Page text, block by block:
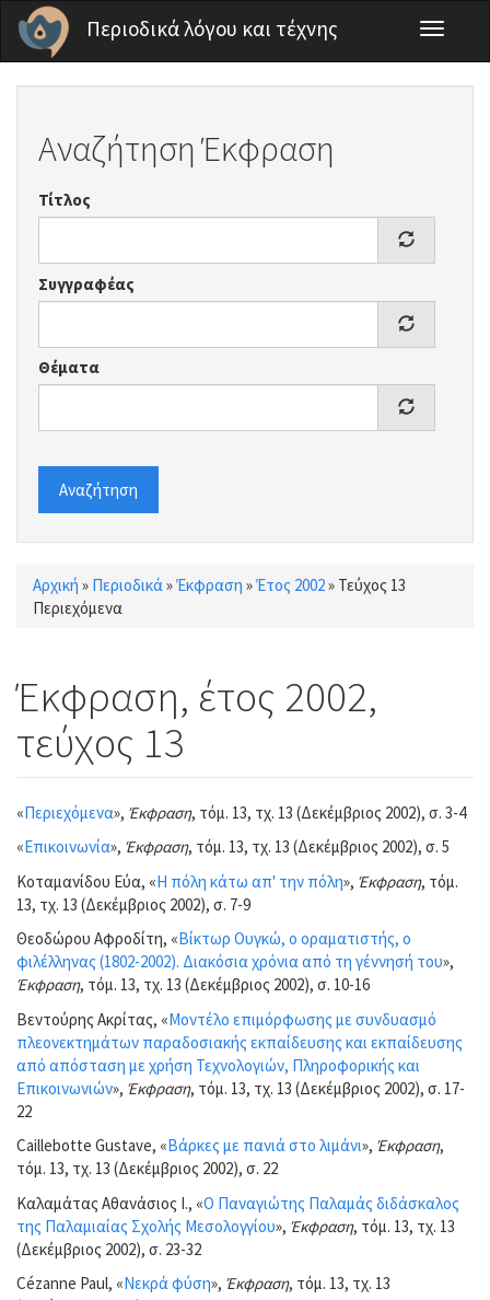
Παράκαμψη προς το κυρίως περιεχόμενο
Περιοδικά λόγου και τέχνης
Toggle
Αναζήτηση Έκφραση
Τίτλος
Συγγραφέας
Θέματα
Αναζήτηση
Είστε εδώ
Αρχική » Περιοδικά»Έκφραση »Έτος 2002» Τεύχος 13
Περιεχόμενα
Έκφραση, έτος 2002,
τεύχος 13
«Περιεχόμενα», Έκφραση, τόμ. 13, τχ. 13 (Δεκέμβριος 2002), σ. 3-4
«Επικοινωνία», Έκφραση, τόμ. 13, τχ. 13 (Δεκέμβριος 2002), σ. 5
Κοταμανίδου Εύα, «Η πόλη κάτω απ' την πόλη», Έκφραση, τόμ.
13, τχ. 13 (Δεκέμβριος 2002), σ. 7-9
Θεοδώρου Αφροδίτη, «Βίκτωρ Ουγκώ, ο οραματιστής, ο
φιλέλληνας (1802-2002). Διακόσια χρόνια από τη γέννησή του»,
Έκφραση, τόμ. 13, τχ. 13 (Δεκέμβριος 2002), σ. 10-16
Βεντούρης Ακρίτας, «Μοντέλο επιμόρφωσης με συνδυασμό
πλεονεκτημάτων παραδοσιακής εκπαίδευσης και εκπαίδευσης
από απόσταση με χρήση Τεχνολογιών, Πληροφορικής και
Επικοινωνιών», Έκφραση, τόμ. 13, τχ. 13 (Δεκέμβριος 2002), σ. 17-
22
Caillebotte Gustave, «Βάρκες με πανιά στο λιμάνι», Έκφραση,
τόμ. 13, τχ. 13 (Δεκέμβριος 2002), σ. 22
Καλαμάτας Αθανάσιος Ι., «Ο Παναγιώτης Παλαμάς διδάσκαλος
της Παλαμιαίας Σχολής Μεσολογγίου», Έκφραση, τόμ. 13, τχ. 13
(Δεκέμβριος 2002), σ. 23-32
Cézanne Paul, «Νεκρά φύση», Έκφραση, τόμ. 13, τχ. 13